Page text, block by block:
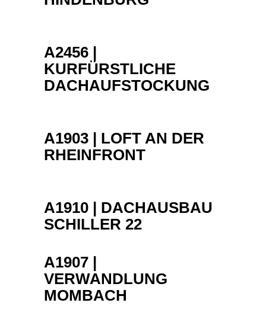
A2456 |
KURFÜRSTLICHE
DACHAUFSTOCKUNG
A1903 | LOFT AN DER
RHEINFRONT
A1910 | DACHAUSBAU
SCHILLER 22
A1907 |
VERWANDLUNG
MOMBACH